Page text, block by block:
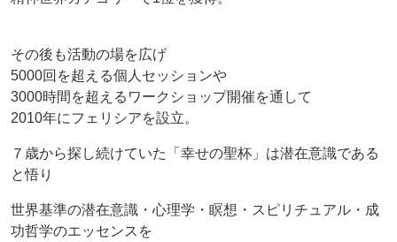
その後も活動の場を広げ
5000回を超える個人セッションや
3000時間を超えるワークショップ開催を通して
2010年にフェリシアを設立。
７歳から探し続けていた「幸せの聖杯」は潜在意識である
と悟り
世界基準の潜在意識・心理学・瞑想・スピリチュアル・成
功哲学のエッセンスを